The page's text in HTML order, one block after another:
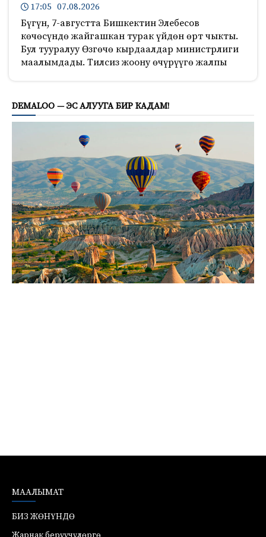
17:05 07.08.2026
Бүгүн, 7-августта Бишкектин Элебесов
көчөсүндө жайгашкан турак үйдөн өрт чыкты.
Бул тууралуу Өзгөчө кырдаалдар министрлиги
маалымдады. Тилсиз жоону өчүрүүгө жалпы
DEMALOO — ЭС АЛУУГА БИР КАДАМ!
МААЛЫМАТ
БИЗ ЖӨНҮНДӨ